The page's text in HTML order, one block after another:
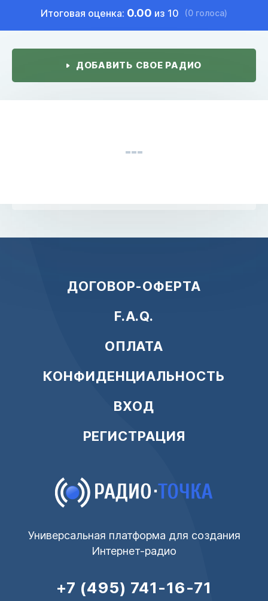
Итоговая оценка: 0.00 из 10 (0 голоса)
ДОБАВИТЬ СВОЕ РАДИО
ДОГОВОР-ОФЕРТА
F.A.Q.
ОПЛАТА
КОНФИДЕНЦИАЛЬНОСТЬ
ВХОД
РЕГИСТРАЦИЯ
Универсальная платформа для создания
Интернет-радио
+7 (495) 741-16-71